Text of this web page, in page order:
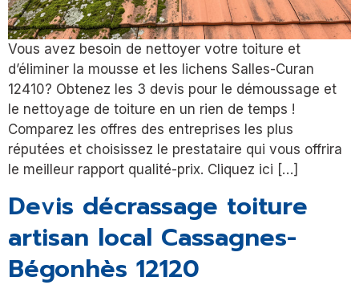
Vous avez besoin de nettoyer votre toiture et
d’éliminer la mousse et les lichens Salles-Curan
12410? Obtenez les 3 devis pour le démoussage et
le nettoyage de toiture en un rien de temps !
Comparez les offres des entreprises les plus
réputées et choisissez le prestataire qui vous offrira
le meilleur rapport qualité-prix. Cliquez ici […]
Devis décrassage toiture
artisan local Cassagnes-
Bégonhès 12120